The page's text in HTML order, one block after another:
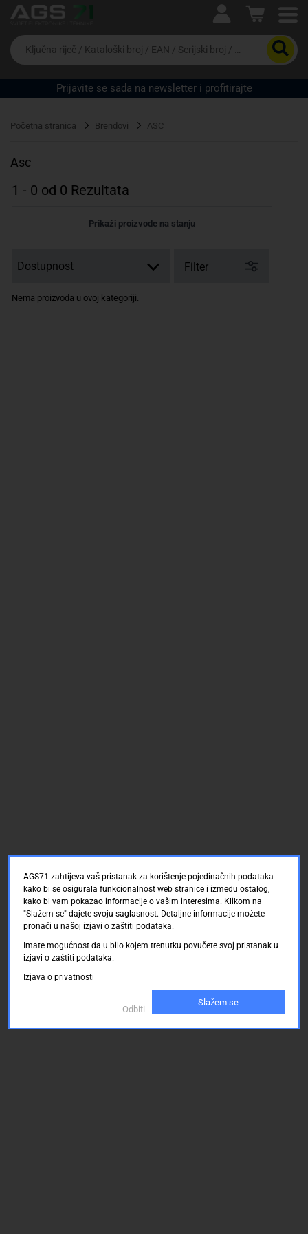
Ova postavka prilagođava asortiman proizvoda i
cijene vašim potrebama.
Da
biste
potražili
proizvod,
unesite
riječ,
EAN
serijski
Prijavite se sada na newsletter i profitirajte
Početna stranica Brendovi ASC
Asc
1 - 0 od 0 Rezultata
Prikaži proizvode na stanju
Filter
Nema proizvoda u ovoj kategoriji.
AGS71 zahtijeva vaš pristanak za korištenje pojedinačnih podataka
kako bi se osigurala funkcionalnost web stranice i između ostalog,
kako bi vam pokazao informacije o vašim interesima. Klikom na
"Slažem se" dajete svoju saglasnost. Detaljne informacije možete
pronaći u našoj izjavi o zaštiti podataka.
Imate mogućnost da u bilo kojem trenutku povučete svoj pristanak u
izjavi o zaštiti podataka.
Izjava o privatnosti
Odbiti
Slažem se